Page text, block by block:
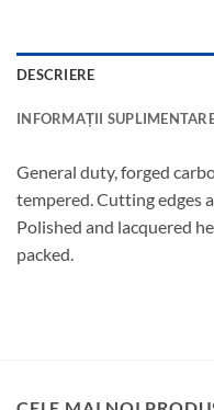
DESCRIERE
INFORMAȚII
General duty, forged
tempered. Cutting edges
Polished and lacquered
packed.